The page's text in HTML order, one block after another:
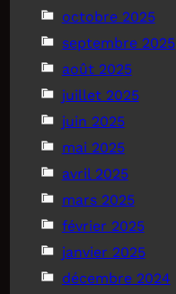
octobre 2025
septembre 2025
août 2025
juillet 2025
juin 2025
mai 2025
avril 2025
mars 2025
février 2025
janvier 2025
décembre 2024